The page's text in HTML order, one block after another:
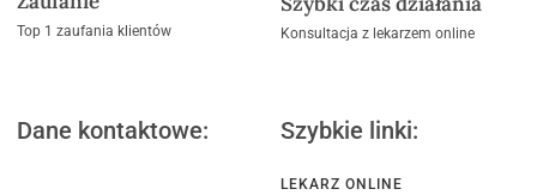
Top 1 zaufania klientów Konsultacja z lekarzem online
Dane kontaktowe: Szybkie linki:
LEKARZ ONLINE